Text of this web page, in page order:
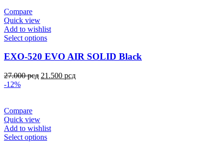
Compare
Quick view
Add to wishlist
Select options
EXO-520 EVO AIR SOLID Black
27.000рсд 21.500 рсд
-12%
Compare
Quick view
Add to wishlist
Select options